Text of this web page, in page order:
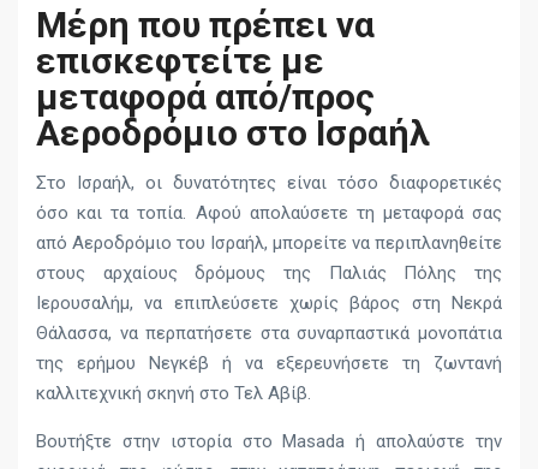
Μέρη που πρέπει να
επισκεφτείτε με
μεταφορά από/προς
Αεροδρόμιο στο Ισραήλ
Στο Ισραήλ, οι δυνατότητες είναι τόσο διαφορετικές
όσο και τα τοπία. Αφού απολαύσετε τη μεταφορά σας
από Αεροδρόμιο του Ισραήλ, μπορείτε να περιπλανηθείτε
στους αρχαίους δρόμους της Παλιάς Πόλης της
Ιερουσαλήμ, να επιπλεύσετε χωρίς βάρος στη Νεκρά
Θάλασσα, να περπατήσετε στα συναρπαστικά μονοπάτια
της ερήμου Νεγκέβ ή να εξερευνήσετε τη ζωντανή
καλλιτεχνική σκηνή στο Τελ Αβίβ.
Βουτήξτε στην ιστορία στο Masada ή απολαύστε την